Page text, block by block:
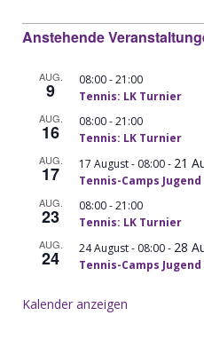
Anstehende
AUG.
9 08:00-21:00
Tennis: LK Turnier
AUG.
16 08:00-21:00
Tennis: LK Turnier
AUG.
17 17 August - 08:00- 21
Tennis-Camps
AUG.
23 08:00-21:00
Tennis: LK Turnier
AUG.
24 24 August - 08:00- 28
Tennis-Camps
Kalender anzeigen